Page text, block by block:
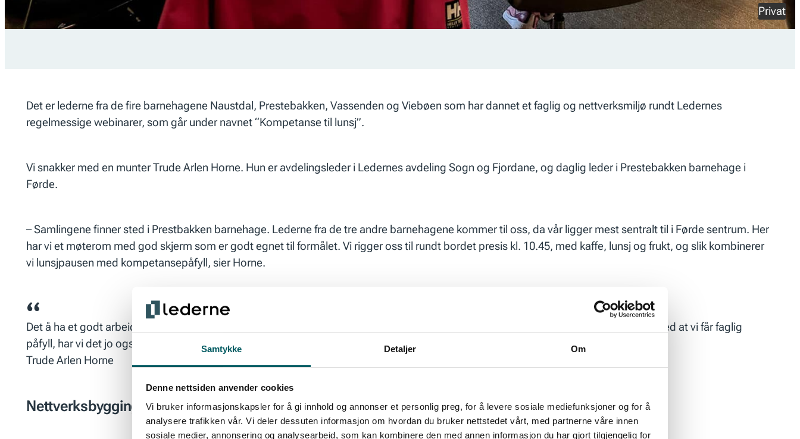
Samtykke Detaljer Om
Denne nettsiden anvender cookies
Vi bruker informasjonskapsler for å gi innhold og annonser et personlig preg, for å levere sosiale mediefunksjoner og for å
analysere trafikken vår. Vi deler dessuten informasjon om hvordan du bruker nettstedet vårt, med partnerne våre innen
sosiale medier, annonsering og analysearbeid, som kan kombinere den med annen informasjon du har gjort tilgjengelig for
Privat
Det er lederne fra de fire barnehagene Naustdal, Prestebakken, Vassenden og Viebøen som har dannet et faglig og nettverksmiljø rundt Ledernes
regelmessige webinarer, som går under navnet “Kompetanse til lunsj”.
Vi snakker med en munter Trude Arlen Horne. Hun er avdelingsleder i Ledernes avdeling Sogn og Fjordane, og daglig leder i Prestebakken barnehage i
Førde.
– Samlingene finner sted i Prestbakken barnehage. Lederne fra de tre andre barnehagene kommer til oss, da vår ligger mest sentralt til i Førde sentrum. Her
har vi et møterom med god skjerm som er godt egnet til formålet. Vi rigger oss til rundt bordet presis kl. 10.45, med kaffe, lunsj og frukt, og slik kombinerer
vi lunsjpausen med kompetansepåfyll, sier Horne.
Det å ha et godt arbeidsnettverk er gull verdt. Vi opplever også at møtene blir mer faste når de legges til webinar-dagene. Samtidig med at vi får faglig
påfyll, har vi det jo også hyggelig sammen.
Trude Arlen Horne
Nettverksbygging